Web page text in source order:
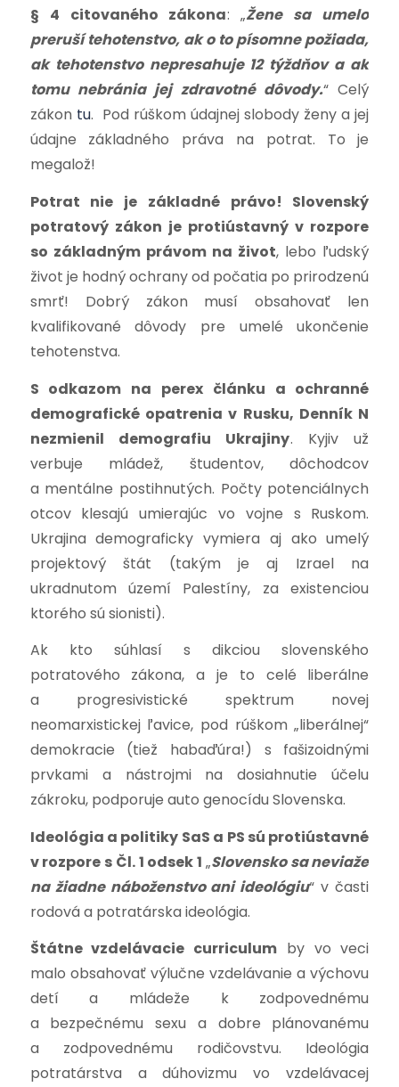
§ 4 citovaného zákona: „Žene sa umelo
preruší tehotenstvo, ak o to písomne požiada,
ak tehotenstvo nepresahuje 12 týždňov a ak
tomu nebránia jej zdravotné dôvody.“ Celý
zákon tu. Pod rúškom údajnej slobody ženy a jej
údajne základného práva na potrat. To je
megalož!
Potrat nie je základné právo! Slovenský
potratový zákon je protiústavný v rozpore
so základným právom na život, lebo ľudský
život je hodný ochrany od počatia po prirodzenú
smrť! Dobrý zákon musí obsahovať len
kvalifikované dôvody pre umelé ukončenie
tehotenstva.
S odkazom na perex článku a ochranné
demografické opatrenia v Rusku, Denník N
nezmienil demografiu Ukrajiny. Kyjiv už
verbuje mládež, študentov, dôchodcov
a mentálne postihnutých. Počty potenciálnych
otcov klesajú umierajúc vo vojne s Ruskom.
Ukrajina demograficky vymiera aj ako umelý
projektový štát (takým je aj Izrael na
ukradnutom území Palestíny, za existenciou
ktorého sú sionisti).
Ak kto súhlasí s dikciou slovenského
potratového zákona, a je to celé liberálne
a progresivistické spektrum novej
neomarxistickej ľavice, pod rúškom „liberálnej“
demokracie (tiež habaďúra!) s fašizoidnými
prvkami a nástrojmi na dosiahnutie účelu
zákroku, podporuje auto genocídu Slovenska.
Ideológia a politiky SaS a PS sú protiústavné
v rozpore s Čl. 1 odsek 1 „Slovensko sa neviaže
na žiadne náboženstvo ani ideológiu“ v časti
rodová a potratárska ideológia.
Štátne vzdelávacie curriculum by vo veci
malo obsahovať výlučne vzdelávanie a výchovu
detí a mládeže k zodpovednému
a bezpečnému sexu a dobre plánovanému
a zodpovednému rodičovstvu. Ideológia
potratárstva a dúhovizmu vo vzdelávacej